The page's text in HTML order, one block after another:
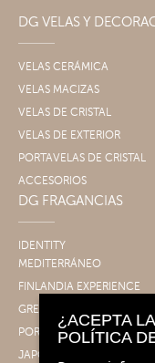
DG VELAS Y
VELAS CERÁMICA
VELAS MACIZAS
VELAS DE CRISTAL
VELAS DE EXTERIOR
PORTAVELAS DE CRISTAL
ACCESORIOS
DG FRAGANCIAS
IDENTITY
MEDITERRÁNEO
FINLANDIA EXPERIENCE
GRECIA EXPERIENCE
PORTUGAL EXPERIENCE
JAPÓN EXPERIENCE
¿ACEPTA
POLÍTICA